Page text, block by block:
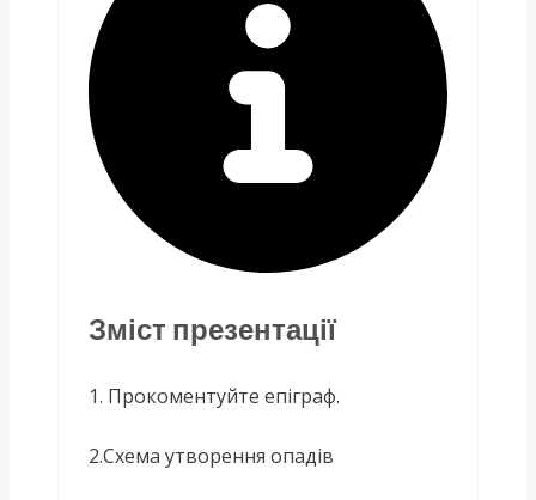
Зміст презентації
1. Прокоментуйте епіграф.
2.Схема утворення опадів